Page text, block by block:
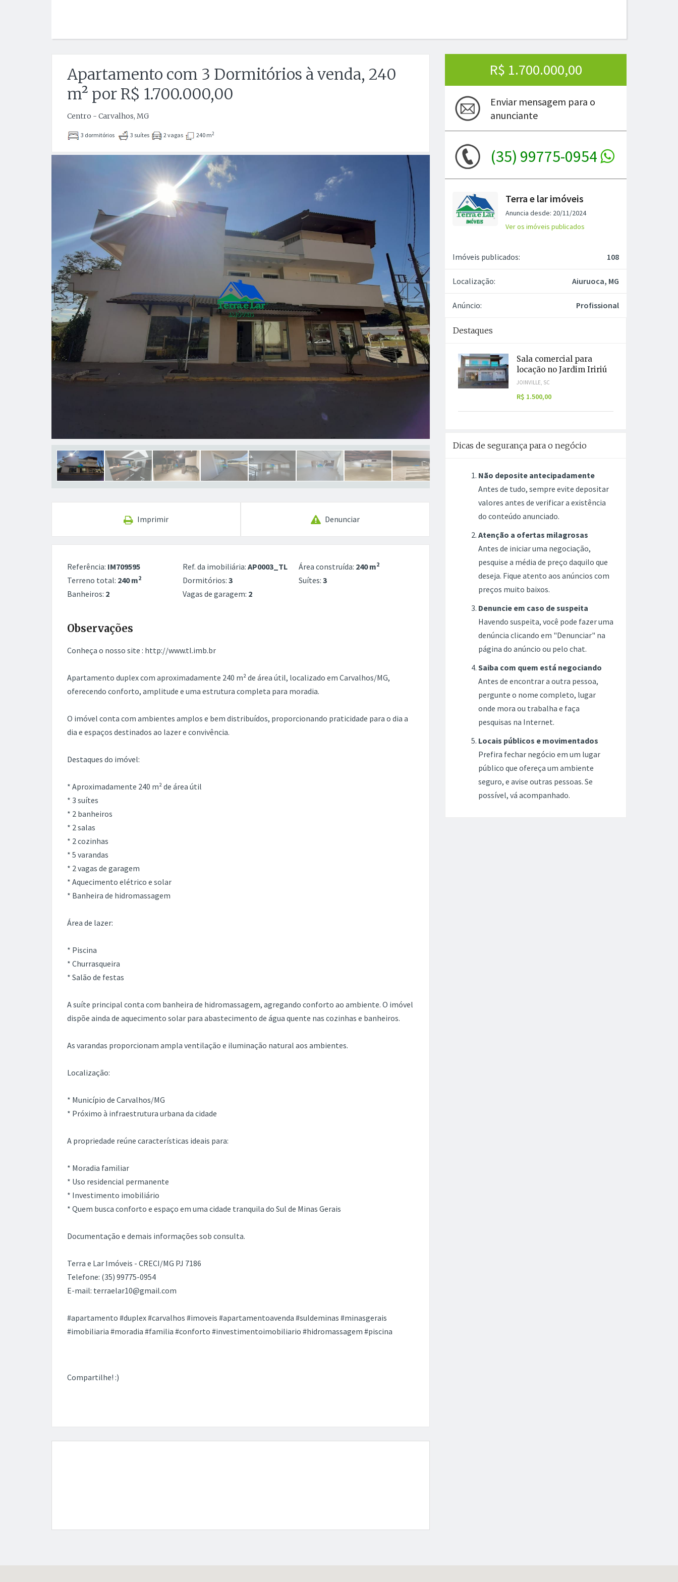
Apartamento com 3 Dormitórios à venda, 240
m² por R$ 1.700.000,00
Centro - Carvalhos, MG
3 dormitórios 3 suítes 2 vagas 240 m2
Próxima
Imprimir Denunciar
Referência: IM709595 Ref. da imobiliária:AP0003_TL Área construída: 240 m2
Terreno total: 240 m2 Dormitórios:3 Suítes: 3
Banheiros: 2 Vagas de garagem: 2
Observações
Conheça o nosso site : http://www.tl.imb.br
Apartamento duplex com aproximadamente 240 m² de área útil, localizado em Carvalhos/MG,
oferecendo conforto, amplitude e uma estrutura completa para moradia.
O imóvel conta com ambientes amplos e bem distribuídos, proporcionando praticidade para o dia a
dia e espaços destinados ao lazer e convivência.
Destaques do imóvel:
* Aproximadamente 240 m² de área útil
* 3 suítes
* 2 banheiros
* 2 salas
* 2 cozinhas
* 5 varandas
* 2 vagas de garagem
* Aquecimento elétrico e solar
* Banheira de hidromassagem
Área de lazer:
* Piscina
* Churrasqueira
* Salão de festas
A suíte principal conta com banheira de hidromassagem, agregando conforto ao ambiente. O imóvel
dispõe ainda de aquecimento solar para abastecimento de água quente nas cozinhas e banheiros.
As varandas proporcionam ampla ventilação e iluminação natural aos ambientes.
Localização:
* Município de Carvalhos/MG
* Próximo à infraestrutura urbana da cidade
A propriedade reúne características ideais para:
* Moradia familiar
* Uso residencial permanente
* Investimento imobiliário
* Quem busca conforto e espaço em uma cidade tranquila do Sul de Minas Gerais
Documentação e demais informações sob consulta.
Terra e Lar Imóveis - CRECI/MG PJ 7186
Telefone: (35) 99775-0954
E-mail: terraelar10@gmail.com
#apartamento #duplex #carvalhos #imoveis #apartamentoavenda #suldeminas #minasgerais
#imobiliaria #moradia #familia #conforto #investimentoimobiliario #hidromassagem #piscina
Compartilhe! :)
R$ 1.700.000,00
Enviar mensagem para o
anunciante
(35) 99775-0954
Terra e lar imóveis
Anuncia desde: 20/11/2024
Ver os imóveis publicados
Imóveis publicados: 108
Localização: Aiuruoca, MG
Anúncio: Profissional
Destaques
Sala comercial para
locação no Jardim Iririú
JOINVILLE, SC
R$ 1.500,00
Dicas de segurança para o negócio
Não deposite antecipadamente
Antes de tudo, sempre evite depositar
valores antes de verificar a existência
do conteúdo anunciado.
Atenção a ofertas milagrosas
Antes de iniciar uma negociação,
pesquise a média de preço daquilo que
deseja. Fique atento aos anúncios com
preços muito baixos.
Denuncie em caso de suspeita
Havendo suspeita, você pode fazer uma
denúncia clicando em "Denunciar" na
página do anúncio ou pelo chat.
Saiba com quem está negociando
Antes de encontrar a outra pessoa,
pergunte o nome completo, lugar
onde mora ou trabalha e faça
pesquisas na Internet.
Locais públicos e movimentados
Prefira fechar negócio em um lugar
público que ofereça um ambiente
seguro, e avise outras pessoas. Se
possível, vá acompanhado.